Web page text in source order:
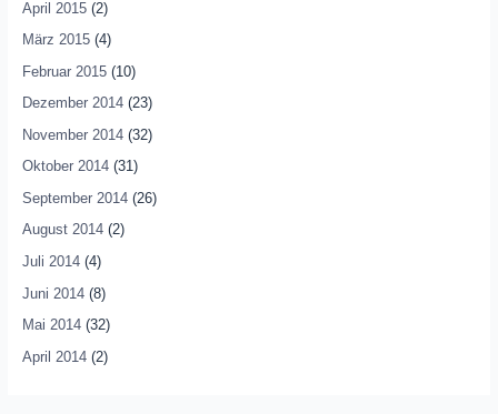
April 2015(2)
März 2015(4)
Februar 2015(10)
Dezember 2014(23)
November 2014(32)
Oktober 2014(31)
September 2014(26)
August 2014(2)
Juli 2014(4)
Juni 2014(8)
Mai 2014(32)
April 2014(2)